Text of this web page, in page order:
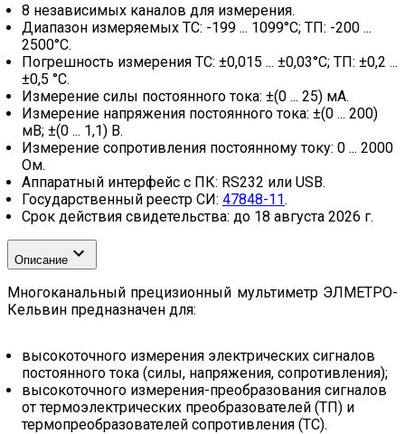
8 независимых каналов для измерения.
Диапазон измеряемых ТС: -199 ... 1099°C; ТП: -200 ...
2500°C.
Погрешность измерения ТС: ±0,015 ... ±0,03°C; ТП: ±0,2 ...
±0,5 °C.
Измерение силы постоянного тока: ±(0 ... 25) мА.
Измерение напряжения постоянного тока: ±(0 ... 200)
мВ; ±(0 ... 1,1) В.
Измерение сопротивления постоянному току: 0 ... 2000
Ом.
Аппаратный интерфейс с ПК: RS232 или USB.
Государственный реестр СИ: 47848-11.
Срок действия свидетельства: до 18 августа 2026 г.
Описание
Многоканальный прецизионный мультиметр ЭЛМЕТРО-
Кельвин предназначен для:
высокоточного измерения электрических сигналов
постоянного тока (силы, напряжения, сопротивления);
высокоточного измерения-преобразования сигналов
от термоэлектрических преобразователей (ТП) и
термопреобразователей сопротивления (ТС).